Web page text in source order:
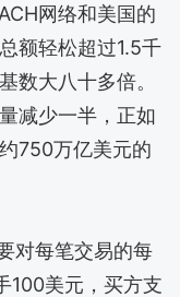
网络和美国的
额轻松超过1.5千
大八十多倍。
减少一半，正如
750万亿美元的
对每笔交易的每
美元，买方支